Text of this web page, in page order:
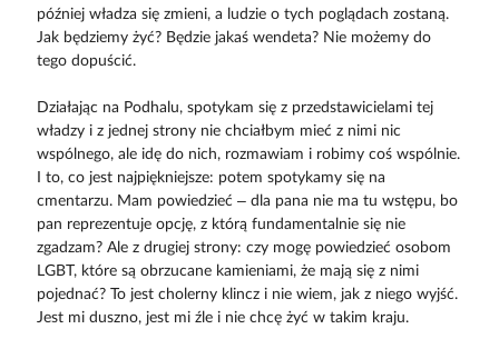
później władza się zmieni, a ludzie o tych poglądach zostaną.
Jak będziemy żyć? Będzie jakaś wendeta? Nie możemy do
tego dopuścić.
Działając na Podhalu, spotykam się z przedstawicielami tej
władzy i z jednej strony nie chciałbym mieć z nimi nic
wspólnego, ale idę do nich, rozmawiam i robimy coś wspólnie.
I to, co jest najpiękniejsze: potem spotykamy się na
cmentarzu. Mam powiedzieć – dla pana nie ma tu wstępu, bo
pan reprezentuje opcję, z którą fundamentalnie się nie
zgadzam? Ale z drugiej strony: czy mogę powiedzieć osobom
LGBT, które są obrzucane kamieniami, że mają się z nimi
pojednać? To jest cholerny klincz i nie wiem, jak z niego wyjść.
Jest mi duszno, jest mi źle i nie chcę żyć w takim kraju.